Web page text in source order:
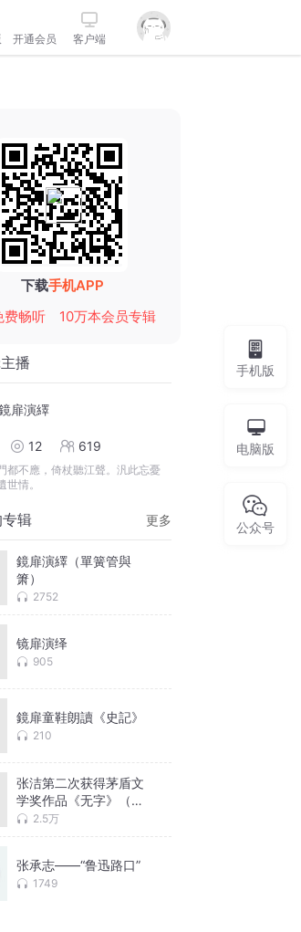
开通会员 客户端
下载手机APP
费畅听
10万本会员专辑
播
扉演繹
12 619
都不應，倚杖聽江聲。汎此忘憂
世情。
辑 更多
鏡扉演繹（單簧管與
箫）
2752
镜扉演绎
905
鏡扉童鞋朗讀《史記》
210
张洁第二次获得茅盾文
学奖作品《无字》（鏡
扉演播）
2.5万
张承志——“鲁迅路口”
1749
手机版
电脑版
公众号